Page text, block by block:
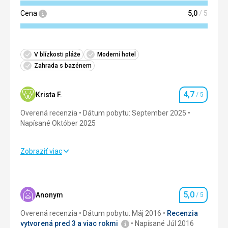
Cena 5,0 / 5
V blízkosti pláže
Moderní hotel
Zahrada s bazénem
Krista F. Hodnotenie
4,7 / 5
Overená recenzia
Dátum pobytu: September 2025
Napísané Október 2025
Okolie 3,0/ 5
Služby 5,0
Zobraziť viac
Anonym Hodnotenie
5,0 / 5
Overená recenzia Dátum pobytu: Máj 2016
Recenzia
vytvorená pred 3 a viac rokmi
Napísané Júl 2016